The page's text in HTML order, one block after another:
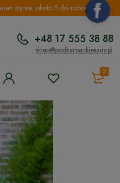
wynosi około 5 dni roboczych.
+48 17 555 38 88
sklep@podkarpackiesady.pl
0